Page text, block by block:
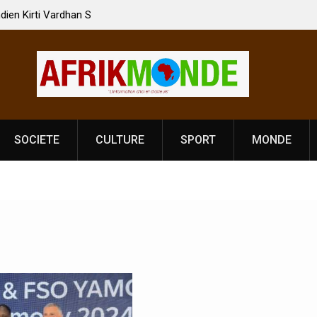
Singh à
de
Côte d’Ivoire, l’opérateur culturel Soldat
prononce
SOCIETE CULTURE SPORT MONDE